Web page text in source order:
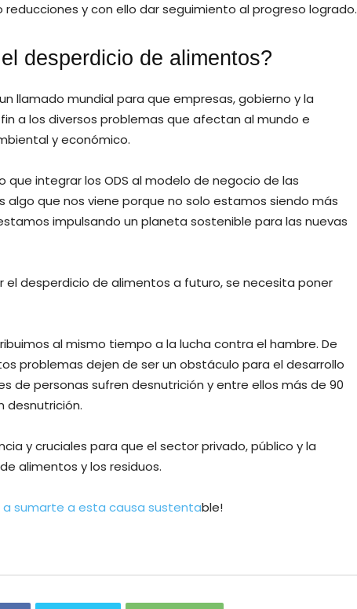
y con ello dar seguimiento al progreso logrado.
desperdicio de alimentos?
llamado mundial para que empresas, gobierno y la
a los diversos problemas que afectan al mundo e
y económico.
integrar los ODS al modelo de negocio de las
algo que nos viene porque no solo estamos siendo más
impulsando un planeta sostenible para las nuevas
el desperdicio de alimentos a futuro, se necesita poner
al mismo tiempo a la lucha contra el hambre. De
problemas dejen de ser un obstáculo para el desarrollo
de personas sufren desnutrición y entre ellos más de 90
desnutrición.
y cruciales para que el sector privado, público y la
alimentos y los residuos.
a sumarte a esta causa sustentable!